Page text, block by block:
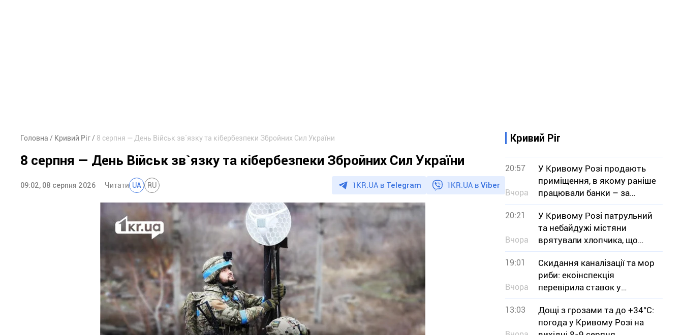
Головна Кривий Ріг 8 серпня — День Військ зв`язку та кібербезпеки Збройних Сил України
8 серпня — День Військ зв`язку та кібербезпеки Збройних Сил України
09:02, 08 серпня 2026 Читати UA RU 1KR.UA в Telegram 1KR.UA в Viber
Кривий Ріг
20:57
Вчора
У Кривому Розі продають
приміщення, в якому раніше
працювали банки – за
скільки мільйонів гривень
20:21
Вчора
У Кривому Розі патрульний
та небайдужі містяни
врятували хлопчика, що
тонув
19:01
Вчора
Скидання каналізації та мор
риби: екоінспекція
перевірила ставок у
Кривому Розі
13:03
Дощі з грозами та до +34°С:
погода у Кривому Розі на